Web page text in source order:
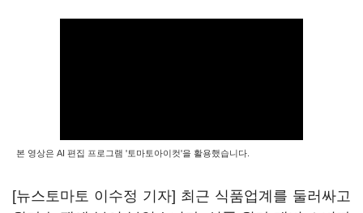
본 영상은 AI 편집 프로그램 '토마토아이컷'을 활용했습니다.
[뉴스토마토 이수정 기자] 최근 식품업계를 둘러싸고